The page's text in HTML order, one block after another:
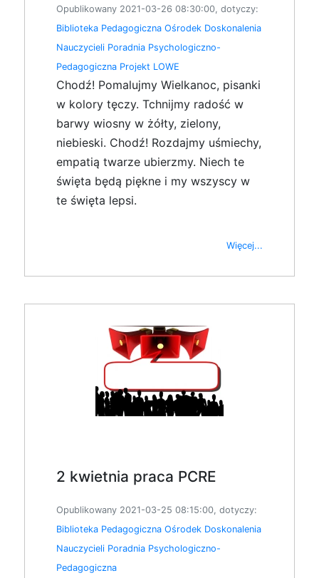
Opublikowany 2021-03-26 08:30:00, dotyczy:
Biblioteka Pedagogiczna Ośrodek Doskonalenia
Nauczycieli Poradnia Psychologiczno-
Pedagogiczna Projekt LOWE
Chodź! Pomalujmy Wielkanoc, pisanki
w kolory tęczy. Tchnijmy radość w
barwy wiosny w żółty, zielony,
niebieski. Chodź! Rozdajmy uśmiechy,
empatią twarze ubierzmy. Niech te
święta będą piękne i my wszyscy w
te święta lepsi.
Więcej...
2 kwietnia praca PCRE
Opublikowany 2021-03-25 08:15:00, dotyczy:
Biblioteka Pedagogiczna Ośrodek Doskonalenia
Nauczycieli Poradnia Psychologiczno-
Pedagogiczna